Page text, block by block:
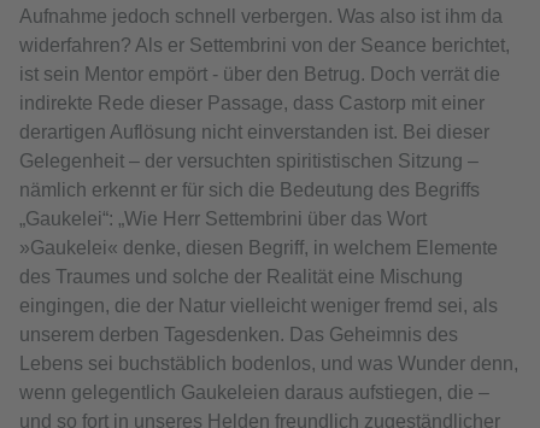
Aufnahme jedoch schnell verbergen. Was also ist ihm da
widerfahren? Als er Settembrini von der Seance berichtet,
ist sein Mentor empört - über den Betrug. Doch verrät die
indirekte Rede dieser Passage, dass Castorp mit einer
derartigen Auflösung nicht einverstanden ist. Bei dieser
Gelegenheit – der versuchten spiritistischen Sitzung –
nämlich erkennt er für sich die Bedeutung des Begriffs
„Gaukelei“: „Wie Herr Settembrini über das Wort
»Gaukelei« denke, diesen Begriff, in welchem Elemente
des Traumes und solche der Realität eine Mischung
eingingen, die der Natur vielleicht weniger fremd sei, als
unserem derben Tagesdenken. Das Geheimnis des
Lebens sei buchstäblich bodenlos, und was Wunder denn,
wenn gelegentlich Gaukeleien daraus aufstiegen, die –
und so fort in unseres Helden freundlich zugeständlicher